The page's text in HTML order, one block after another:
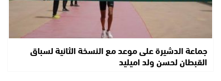
جماعة الدشيرة على موعد مع النسخة الثانية لسباق
القبطان لحسن ولد اميليد